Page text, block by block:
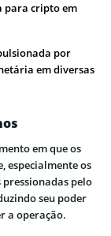
para cripto em
por
em diversas
em que os
especialmente os
pressionadas pelo
seu poder
a operação.